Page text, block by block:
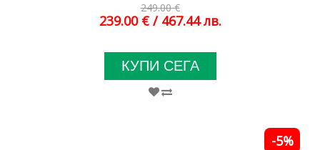
249.00 €
239.00 € / 467.44 лв.
КУПИ СЕГА
-5%